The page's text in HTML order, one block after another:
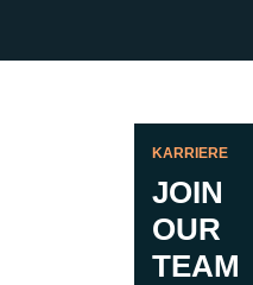
KARRIERE
JOIN
OUR
TEAM